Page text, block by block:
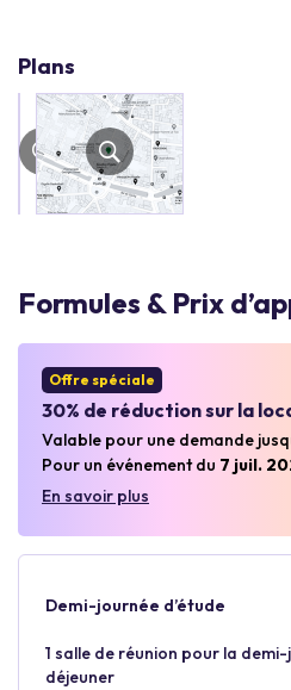
Plans
Formules & Prix
Offre spéciale
30% de réduction sur la
Valable pour une demande
Pour un événement du 7 juil.
En savoir plus
Demi-journée d’étude
1 salle de réunion pour la demi-
déjeuner